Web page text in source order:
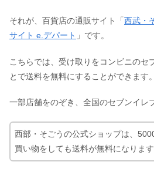
それが、百貨店の通販サイト「 西武・
サイト e.デパート 」です。
こちらでは、受け取りをコンビニのセ
とで送料を無料にすることができます。
一部店舗をのぞき、全国のセブンイレ
西部・そごうの公式ショップは、
買い物をしても送料が無料になります